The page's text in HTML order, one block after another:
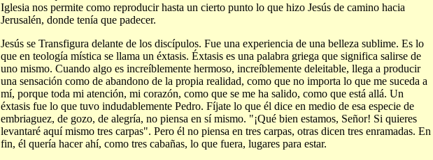
Iglesia nos permite como reproducir hasta un cierto punto lo que hizo Jesús de camino hacia
Jerusalén, donde tenía que padecer.
Jesús se Transfigura delante de los discípulos. Fue una experiencia de una belleza sublime. Es lo
que en teología mística se llama un éxtasis. Éxtasis es una palabra griega que significa salirse de
uno mismo. Cuando algo es increíblemente hermoso, increíblemente deleitable, llega a producir
una sensación como de abandono de la propia realidad, como que no importa lo que me suceda a
mí, porque toda mi atención, mi corazón, como que se me ha salido, como que está allá. Un
éxtasis fue lo que tuvo indudablemente Pedro. Fíjate lo que él dice en medio de esa especie de
embriaguez, de gozo, de alegría, no piensa en sí mismo. "¡Qué bien estamos, Señor! Si quieres
levantaré aquí mismo tres carpas". Pero él no piensa en tres carpas, otras dicen tres enramadas. En
fin, él quería hacer ahí, como tres cabañas, lo que fuera, lugares para estar.